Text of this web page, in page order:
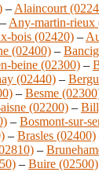
– Alaincourt
– Any-martin-rieux
bois (02420) –
(02400) –
beine (02300) –
(02440) –
– Besme
(02200) –
– Bosmont-sur-
– Brasles (02400)
–
– Buire (02500)